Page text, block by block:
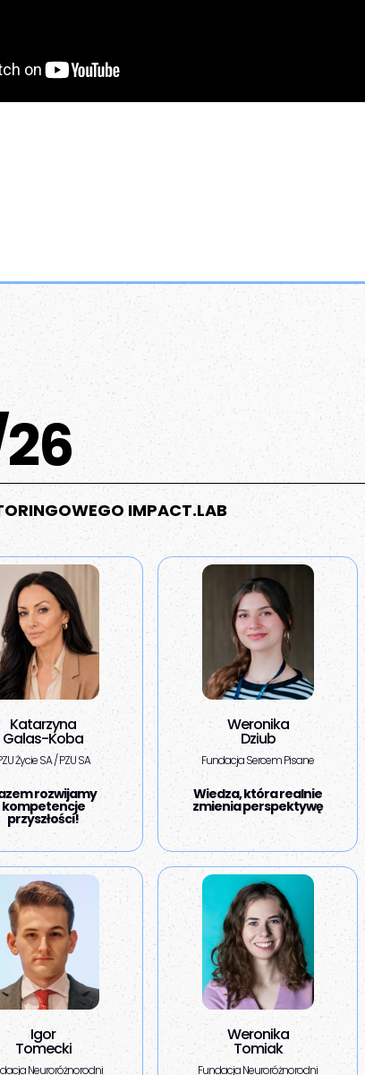
IMPACT.LAB
Katarzyna
Galas-Koba
Życie SA / PZU SA
rozwijamy
kompetencje
przyszłości!
Weronika
Dziub
Fundacja Sercem Pisane
Wiedza, która realnie
zmienia perspektywę
Igor
Tomecki
Neuroróżnorodni
Weronika
Tomiak
Fundacja Neuroróżnorodni